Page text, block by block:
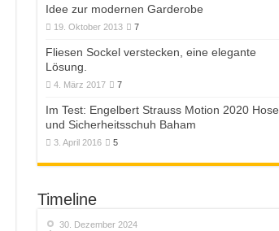
Idee zur modernen Garderobe
19. Oktober 2013 7
Fliesen Sockel verstecken, eine elegante
Lösung.
4. März 2017 7
Im Test: Engelbert Strauss Motion 2020 Hose
und Sicherheitsschuh Baham
3. April 2016 5
Timeline
30. Dezember 2024